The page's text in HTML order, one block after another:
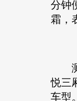
分钟
霜，
测
悦三
车型